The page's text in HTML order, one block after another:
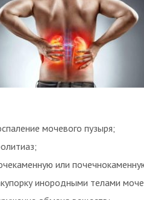
мочевого пузыря;
или
инородными телами